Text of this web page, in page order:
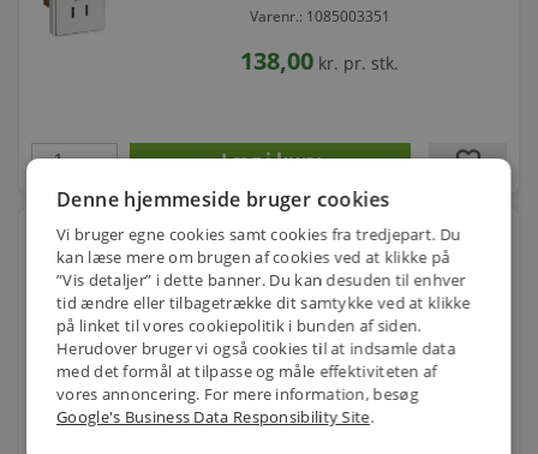
Varenr.: 1085003351
138,00 kr. pr. stk.
stk. favorite
TELEFONUDTAG 3P LYSEGRÅ T1 UDVENDIG
Varenr.: 1085003364
120,00 kr.pr. stk.
Denne hjemmeside bruger cookies
Vi bruger egne cookies samt cookies fra tredjepart. Du
kan læse mere om brugen af cookies ved at klikke på
”Vis detaljer” i dette banner. Du kan desuden til enhver
tid ændre eller tilbagetrække dit samtykke ved at klikke
på linket til vores cookiepolitik i bunden af siden.
Herudover bruger vi også cookies til at indsamle data
med det formål at tilpasse og måle effektiviteten af
vores annoncering. For mere information, besøg
Google's Business Data Responsibility Site.